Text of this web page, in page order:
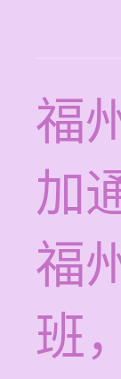
福
加
福
班